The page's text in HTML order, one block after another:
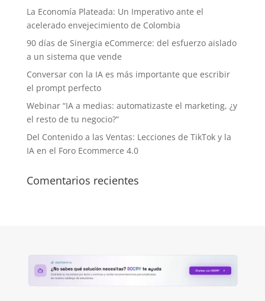
La Economía Plateada: Un Imperativo ante el
acelerado envejecimiento de Colombia
90 días de Sinergia eCommerce: del esfuerzo aislado
a un sistema que vende
Conversar con la IA es más importante que escribir
el prompt perfecto
Webinar “IA a medias: automatizaste el marketing, ¿y
el resto de tu negocio?”
Del Contenido a las Ventas: Lecciones de TikTok y la
IA en el Foro Ecommerce 4.0
Comentarios recientes